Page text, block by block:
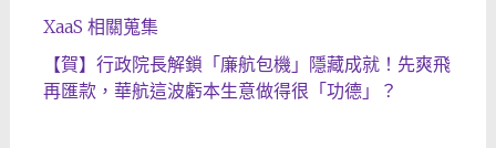
XaaS 相關蒐集
【賀】行政院長解鎖「廉航包機」隱藏成就！先爽飛
再匯款，華航這波虧本生意做得很「功德」？